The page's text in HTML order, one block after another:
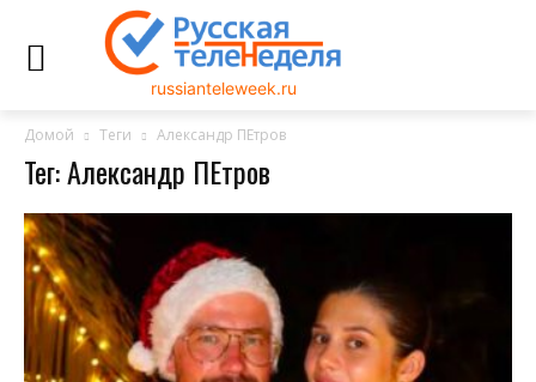
russianteleweek.ru
Домой Теги Александр ПЕтров
Тег: Александр ПЕтров